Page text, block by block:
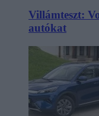
Villámteszt:
autókat